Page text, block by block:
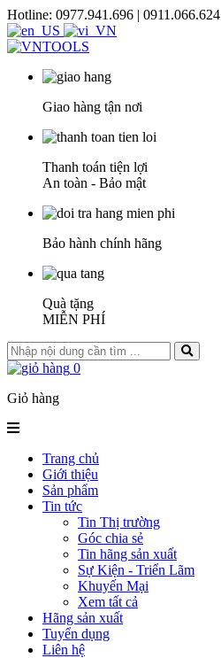
Hotline: 0977.941.696 | 0911.066.624
Giao hàng tận nơi
Thanh toán tiện lợi
An toàn - Bảo mật
Bảo hành chính hãng
Quà tặng
MIỄN PHÍ
0
Giỏ hàng
Trang chủ
Giới thiệu
Sản phẩm
Tin tức
Tin Thị trường
Góc chia sẻ
Tin hãng sản xuất
Sự Kiện - Triển Lãm
Khuyến Mại
Xem tất cả
Hãng sản xuất
Tuyển dụng
Liên hệ